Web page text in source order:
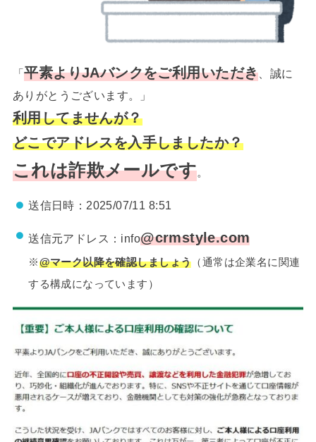
「平素よりJAバンクをご利用いただき 、誠に
ありがとうございます。」
利用してませんが？
どこでアドレスを入手しましたか？
これは詐欺メールです。
送信日時：2025/07/11 8:51
送信元アドレス：info@crmstyle.com
※@マーク以降を確認しましょう （通常は企業名に関連
する構成になっています）